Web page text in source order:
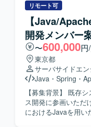
ら進めていただきます。 【求める人物像】 自発的に課題やリスクを発見し、関係
ながら解決に動け
ション力を持ち、
えております。 【ポジションの魅力】 既存システムのエンハンス開発を通じて、上流からテス
トまで一貫したWeb
や顧客との調整を通
いくことができま
【開発環境】 Java
したシステムの機
スタイルに触れる
リモート可
【Java/
開発メンバー
〜600,000円
東京都
サーバサイドエ
Java ・ Spring ・
【募集背景】 既存
ス開発に参画いただける方を募集してお
におけるJavaを用い